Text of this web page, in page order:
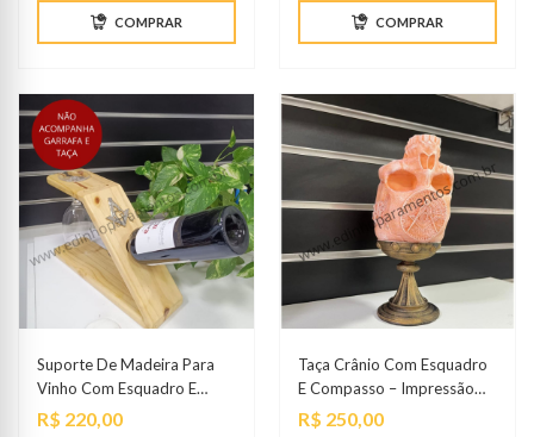
COMPRAR COMPRAR
Suporte De Madeira Para
Vinho Com Esquadro E
Compasso
Preço
R$ 220,00
Taça Crânio Com Esquadro
E Compasso – Impressão
3D
Preço
R$ 250,00